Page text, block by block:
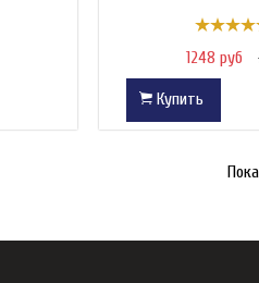
1248 руб
Купить